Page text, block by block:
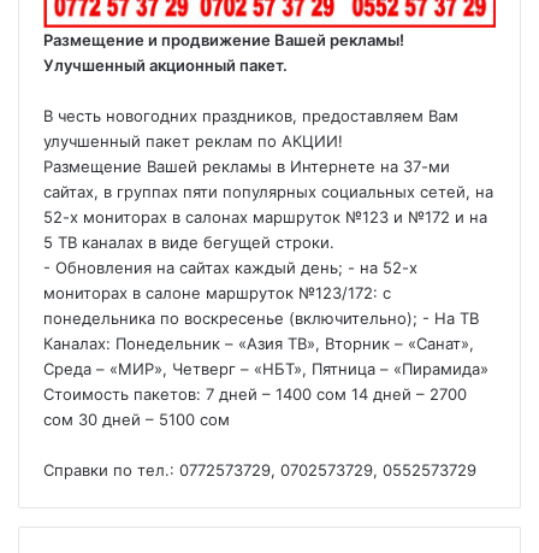
Размещение и продвижение Вашей рекламы!
Улучшенный акционный пакет.
В честь новогодних праздников, предоставляем Вам
улучшенный пакет реклам по АКЦИИ!
Размещение Вашей рекламы в Интернете на 37-ми
сайтах, в группах пяти популярных социальных сетей, на
52-х мониторах в салонах маршруток №123 и №172 и на
5 ТВ каналах в виде бегущей строки.
- Обновления на сайтах каждый день; - на 52-х
мониторах в салоне маршруток №123/172: с
понедельника по воскресенье (включительно); - На ТВ
Каналах: Понедельник – «Азия ТВ», Вторник – «Санат»,
Среда – «МИР», Четверг – «НБТ», Пятница – «Пирамида»
Стоимость пакетов: 7 дней – 1400 сом 14 дней – 2700
сом 30 дней – 5100 сом
Справки по тел.: 0772573729, 0702573729, 0552573729